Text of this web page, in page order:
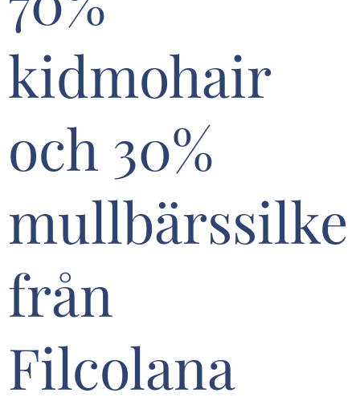
kidmohair
och 30%
mullbärssilke
från
Filcolana